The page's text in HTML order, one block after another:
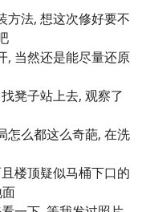
方法, 想这次修好要不
, 当然还是能尽量还原
凳子站上去, 观察了
怎么都这么奇葩, 在洗
楼顶疑似马桶下口的